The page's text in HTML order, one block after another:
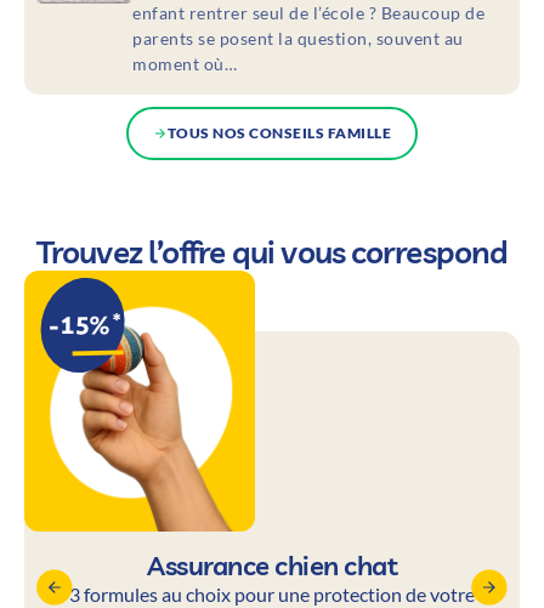
enfant rentrer seul de l’école ? Beaucoup de
parents se posent la question, souvent au
moment où…
TOUS NOS CONSEILS FAMILLE
Trouvez l’offre qui vous correspond
Assurance chien chat
3 formules au choix pour une protection de votre